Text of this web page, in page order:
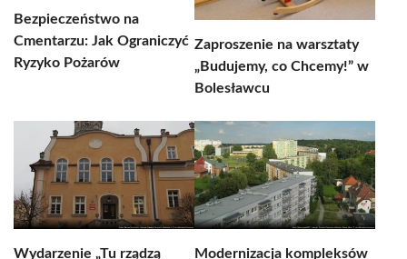
Bezpieczeństwo na
Cmentarzu: Jak Ograniczyć
Ryzyko Pożarów
Zaproszenie na warsztaty
„Budujemy, co Chcemy!” w
Bolesławcu
Wydarzenie „Tu rządzą
Modernizacja kompleksów